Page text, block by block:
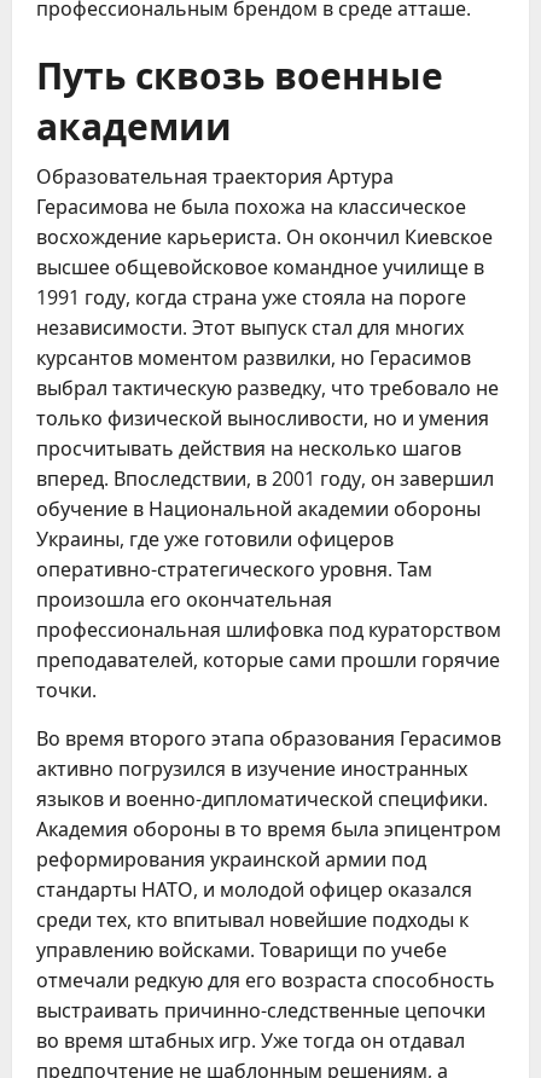
профессиональным брендом в среде атташе.
Путь сквозь военные
академии
Образовательная траектория Артура
Герасимова не была похожа на классическое
восхождение карьериста. Он окончил Киевское
высшее общевойсковое командное училище в
1991 году, когда страна уже стояла на пороге
независимости. Этот выпуск стал для многих
курсантов моментом развилки, но Герасимов
выбрал тактическую разведку, что требовало не
только физической выносливости, но и умения
просчитывать действия на несколько шагов
вперед. Впоследствии, в 2001 году, он завершил
обучение в Национальной академии обороны
Украины, где уже готовили офицеров
оперативно-стратегического уровня. Там
произошла его окончательная
профессиональная шлифовка под кураторством
преподавателей, которые сами прошли горячие
точки.
Во время второго этапа образования Герасимов
активно погрузился в изучение иностранных
языков и военно-дипломатической специфики.
Академия обороны в то время была эпицентром
реформирования украинской армии под
стандарты НАТО, и молодой офицер оказался
среди тех, кто впитывал новейшие подходы к
управлению войсками. Товарищи по учебе
отмечали редкую для его возраста способность
выстраивать причинно-следственные цепочки
во время штабных игр. Уже тогда он отдавал
предпочтение не шаблонным решениям, а